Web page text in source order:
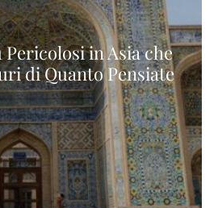
Pericolosi in Asia che
di Quanto Pensiate